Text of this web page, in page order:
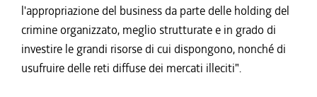
l'appropriazione del business da parte delle holding del
crimine organizzato, meglio strutturate e in grado di
investire le grandi risorse di cui dispongono, nonché di
usufruire delle reti diffuse dei mercati illeciti".